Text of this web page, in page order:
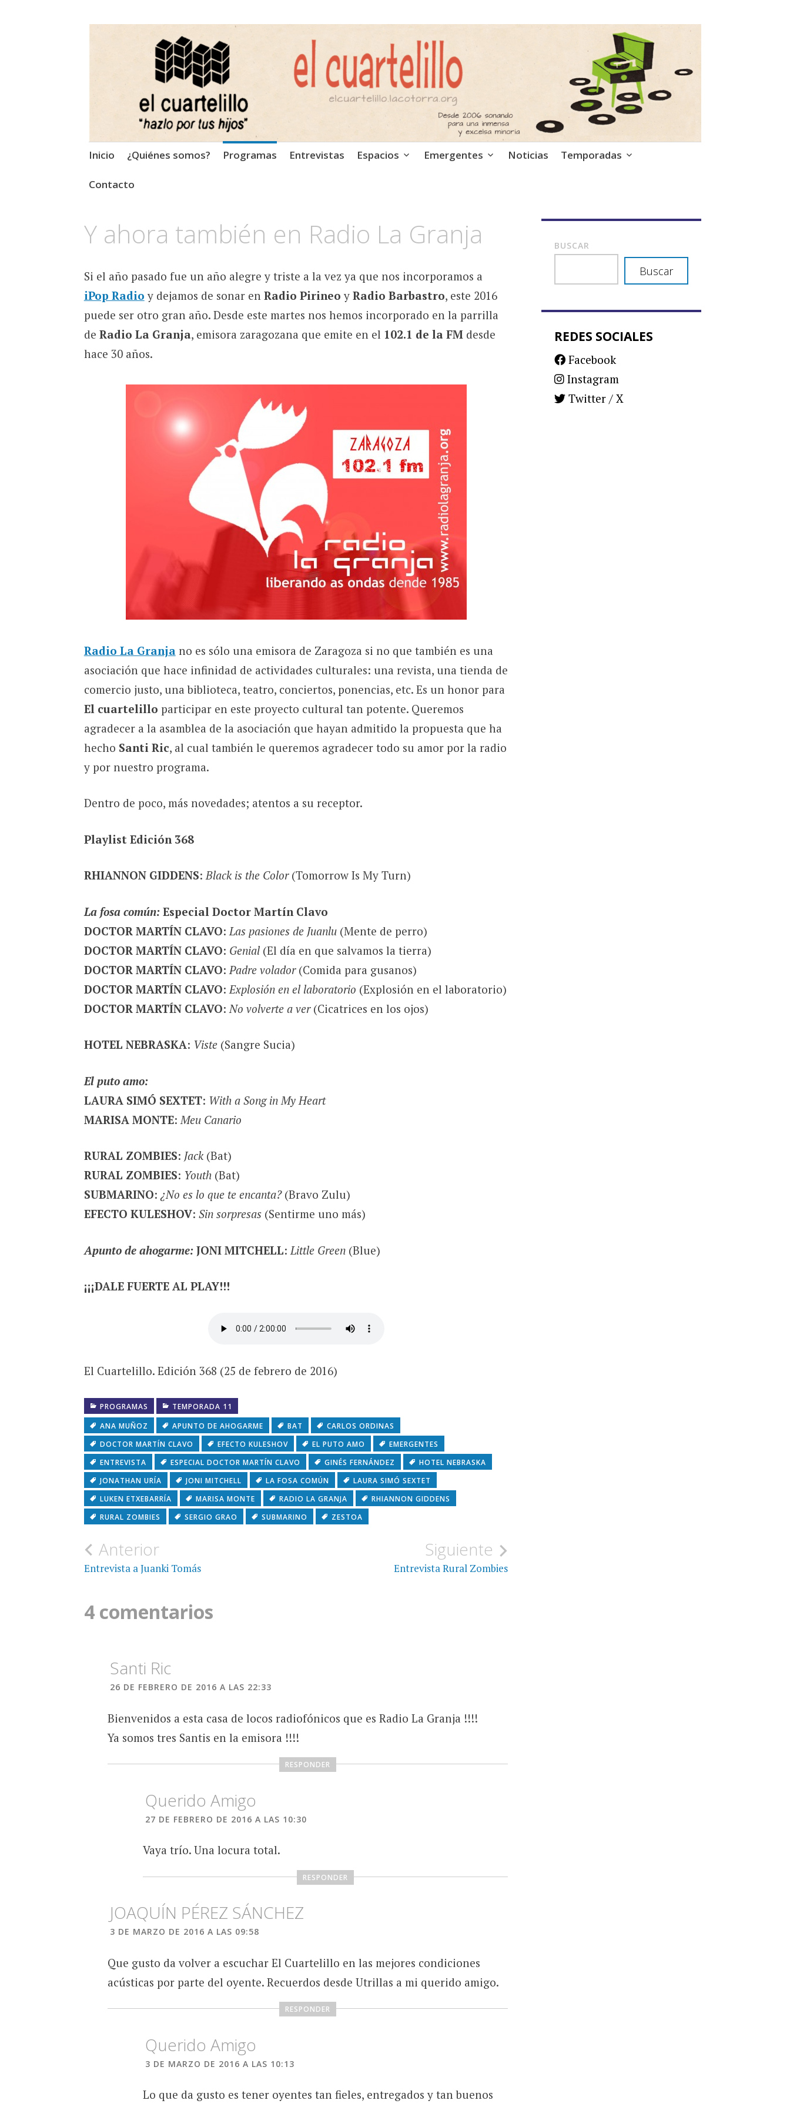
El Cuartelillo
Programa de radio de música independiente. Podcast
Saltar
contenido
Inicio ¿Quiénes somos? Programas Entrevistas Espacios Emergentes Noticias Temporadas
Contacto
Y ahora también en Radio La Granja
Si el año pasado fue un año alegre y triste a la vez ya que nos incorporamos a
iPop Radio y dejamos de sonar en Radio Pirineo y Radio Barbastro, este 2016
puede ser otro gran año. Desde este martes nos hemos incorporado en la parrilla
de Radio La Granja, emisora zaragozana que emite en el 102.1 de la FMdesde
hace 30 años.
Radio La Granjano es sólo una emisora de Zaragoza si no que también es una
asociación que hace infinidad de actividades culturales: una revista, una tienda de
comercio justo, una biblioteca, teatro, conciertos, ponencias, etc. Es un honor para
El cuartelillo participar en este proyecto cultural tan potente. Queremos
agradecer a la asamblea de la asociación que hayan admitido la propuesta que ha
hecho Santi Ric, al cual también le queremos agradecer todo su amor por la radio
y por nuestro programa.
Dentro de poco, más novedades; atentos a su receptor.
Playlist Edición 368
RHIANNON GIDDENS:Black is the Color(Tomorrow Is My Turn)
La fosa común: Especial Doctor Martín Clavo
DOCTOR MARTÍN CLAVO: Las pasiones de Juanlu(Mente de perro)
DOCTOR MARTÍN CLAVO: Genial(El día en que salvamos la tierra)
DOCTOR MARTÍN CLAVO: Padre volador(Comida para gusanos)
DOCTOR MARTÍN CLAVO: Explosión en el laboratorio (Explosión en el laboratorio)
DOCTOR MARTÍN CLAVO: No volverte a ver(Cicatrices en los ojos)
HOTEL NEBRASKA: Viste(Sangre Sucia)
El puto amo:
LAURA SIMÓ SEXTET: With a Song in My Heart
MARISA MONTE: Meu Canario
RURAL ZOMBIES: Jack(Bat)
RURAL ZOMBIES: Youth (Bat)
SUBMARINO: ¿No es lo que te encanta?(Bravo Zulu)
EFECTO KULESHOV: Sin sorpresas(Sentirme uno más)
Apunto de ahogarme: JONI MITCHELL: Little Green(Blue)
¡¡¡DALE FUERTE AL PLAY!!!
El Cuartelillo. Edición 368 (25 de febrero de 2016)
PROGRAMAS
TEMPORADA 11
ANA MUÑOZ
APUNTO DE AHOGARME BAT
CARLOS ORDINAS
DOCTOR MARTÍN CLAVO
EFECTO KULESHOV EL PUTO AMO
EMERGENTES
ENTREVISTA
ESPECIAL DOCTOR MARTÍN CLAVO GINÉS FERNÁNDEZ
HOTEL NEBRASKA
JONATHAN URÍA
JONI MITCHELL LA FOSA COMÚN
LAURA SIMÓ SEXTET
LUKEN ETXEBARRÍA
MARISA MONTE RADIO LA GRANJA
RHIANNON GIDDENS
RURAL ZOMBIES
SERGIO GRAO SUBMARINO ZESTOA
Navegación
de
Anterior
Entrevista a Juanki Tomás
Siguiente
Entrevista Rural Zombies
4 comentarios
Santi Ric
26 DE FEBRERO DE 2016 A LAS 22:33
Bienvenidos a esta casa de locos radiofónicos que es Radio La Granja !!!!
Ya somos tres Santis en la emisora !!!!
RESPONDER
Querido Amigo
27 DE FEBRERO DE 2016 A LAS 10:30
Vaya trío. Una locura total.
RESPONDER
JOAQUÍN PÉREZ SÁNCHEZ
3 DE MARZO DE 2016 A LAS 09:58
Que gusto da volver a escuchar El Cuartelillo en las mejores condiciones
acústicas por parte del oyente. Recuerdos desde Utrillas a mi querido amigo.
RESPONDER
Querido Amigo
3 DE MARZO DE 2016 A LAS 10:13
Lo que da gusto es tener oyentes tan fieles, entregados y tan buenos
BUSCAR
Buscar
REDES SOCIALES
Facebook
Instagram
Twitter / X